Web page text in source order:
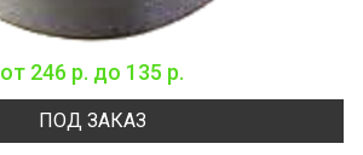
от 246 р. до 135 р.
ПОД ЗАКАЗ